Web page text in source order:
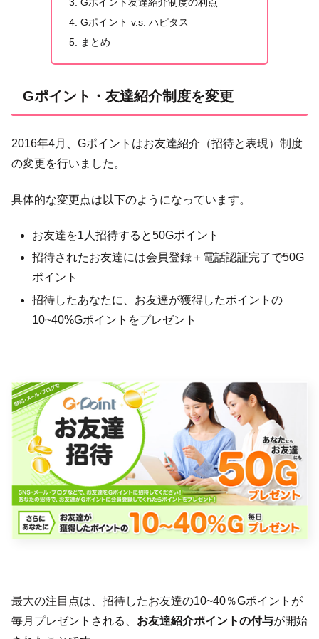
Gポイント v.s. ハピタス
まとめ
Gポイント・友達紹介制度を変更
2016年4月、Gポイントはお友達紹介（招待と表現）制度
の変更を行いました。
具体的な変更点は以下のようになっています。
お友達を1人招待すると50Gポイント
招待されたお友達には会員登録＋電話認証完了で50G
ポイント
招待したあなたに、お友達が獲得したポイントの
10~40%Gポイントをプレゼント
最大の注目点は、招待したお友達の10~40％Gポイントが
毎月プレゼントされる、 お友達紹介ポイントの付与が開始